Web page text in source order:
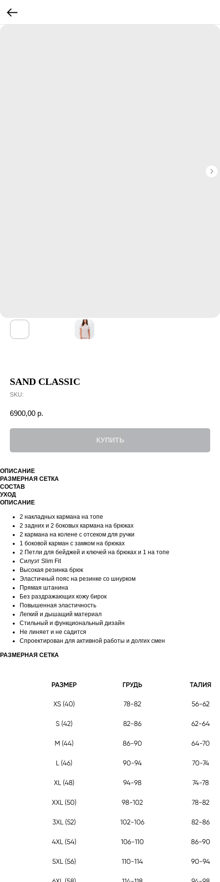
SAND CLASSIC
SKU:
6900,00 р.
КУПИТЬ
ОПИСАНИЕ
РАЗМЕРНАЯ СЕТКА
СОСТАВ
УХОД
ОПИСАНИЕ
2 накладных кармана на топе
2 задних и 2 боковых кармана на брюках
2 кармана на колене с отсеком для ручки
1 боковой карман с замком на брюках
2 Петли для бейджей и ключей на брюках и 1 на топе
Силуэт Slim Fit
Высокая резинка брюк
Эластичный пояс на резинке со шнурком
Прямая штанина
Без раздражающих кожу бирок
Повышенная эластичность
Легкий и дышащий материал
Стильный и функциональный дизайн
Не линяет и не садится
Спроектирован для активной работы и долгих смен
РАЗМЕРНАЯ СЕТКА